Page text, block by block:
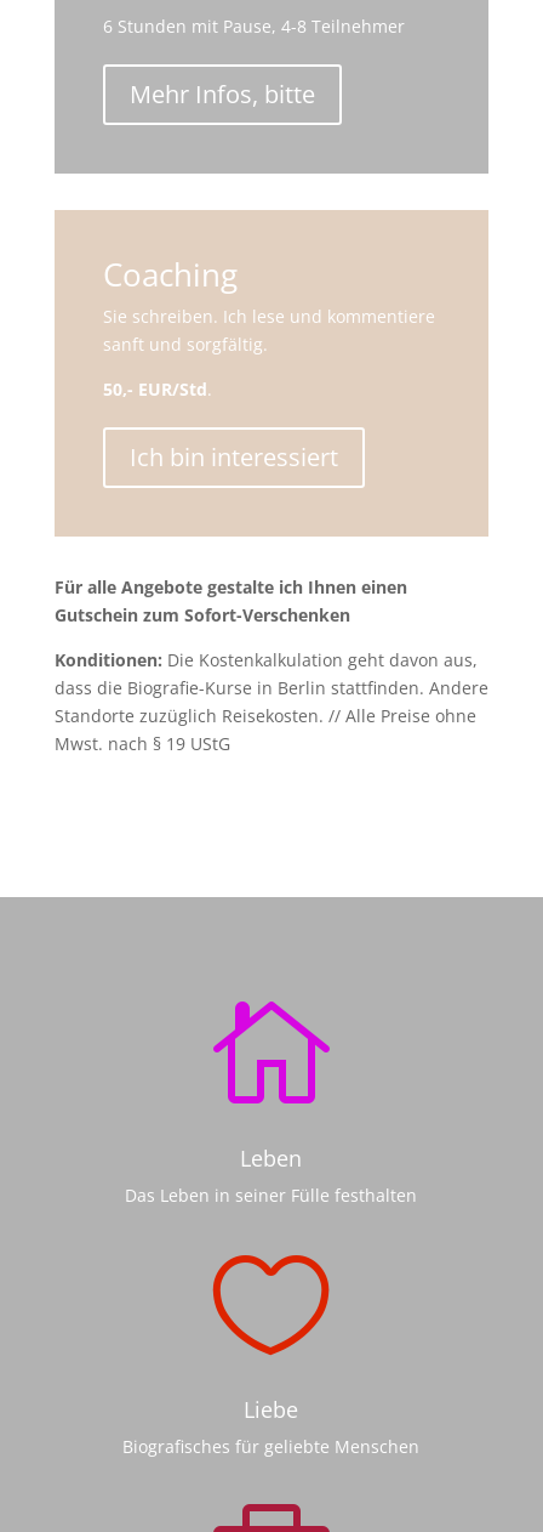
6 Stunden mit Pause, 4-8 Teilnehmer
Mehr Infos, bitte
Coaching
Sie schreiben. Ich lese und kommentiere
sanft und sorgfältig.
50,- EUR/Std.
Ich bin interessiert
Für alle Angebote gestalte ich Ihnen einen
Gutschein zum Sofort-Verschenken
Konditionen: Die Kostenkalkulation geht davon aus,
dass die Biografie-Kurse in Berlin stattfinden. Andere
Standorte zuzüglich Reisekosten. // Alle Preise ohne
Mwst. nach § 19 UStG

Leben
Das Leben in seiner Fülle festhalten

Liebe
Biografisches für geliebte Menschen